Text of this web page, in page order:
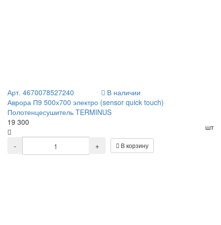
Арт. 4670078527240
В наличии
Аврора П9 500х700 электро (sensor quick touch)
Полотенцесушитель TERMINUS
19 300
шт
-
+ В корзину